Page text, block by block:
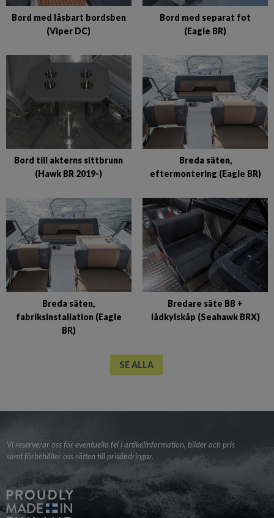
Bord med låsbart bordsben
(Viper DC)
Bord med separat fot
(Eagle BR)
Bord till akterns sittbrunn
(Hawk BR 2019-)
Breda säten,
eftermontering (Eagle BR)
Breda säten,
fabriksinstallation (Eagle
BR)
Bredare säte BB +
lådkylskåp (Seahawk BRX)
SE ALLA
Vi reserverar oss för eventuella fel i artikelinformation, bilder och pris
samt förbehåller oss rätten till prisändringar.